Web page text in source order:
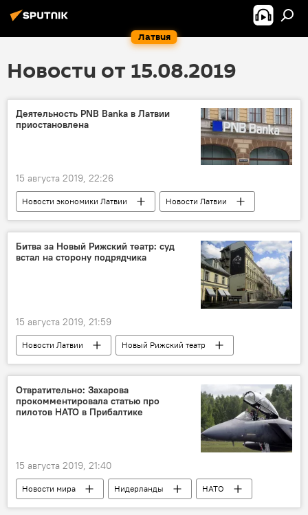
Латвия
Новости от 15.08.2019
Деятельность PNB Banka в Латвии
приостановлена
15 августа 2019, 22:26
Новости экономики Латвии
Новости Латвии
Латвия
PNB Banka
банковский сектор
Битва за Новый Рижский театр: суд
встал на сторону подрядчика
15 августа 2019, 21:59
Новости Латвии
Новый Рижский театр
Valsts nekustamie īpašumi (VNĪ)
суд
Отвратительно: Захарова
прокомментировала статью про
пилотов НАТО в Прибалтике
15 августа 2019, 21:40
Новости мира Нидерланды
НАТО
Мария Захарова
МИД РФ